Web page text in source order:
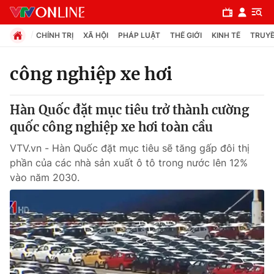
Chuyên mục
Chính trị
Xã hội
Pháp luật
Y tế
Thế giới
CHÍNH TRỊ XÃ HỘI PHÁP LUẬT THẾ GIỚI KINH TẾ
công nghiệp xe hơi
Hàn Quốc đặt mục tiêu trở thành cường
quốc công nghiệp xe hơi toàn cầu
VTV.vn - Hàn Quốc đặt mục tiêu sẽ tăng gấp đôi thị
phần của các nhà sản xuất ô tô trong nước lên 12%
vào năm 2030.